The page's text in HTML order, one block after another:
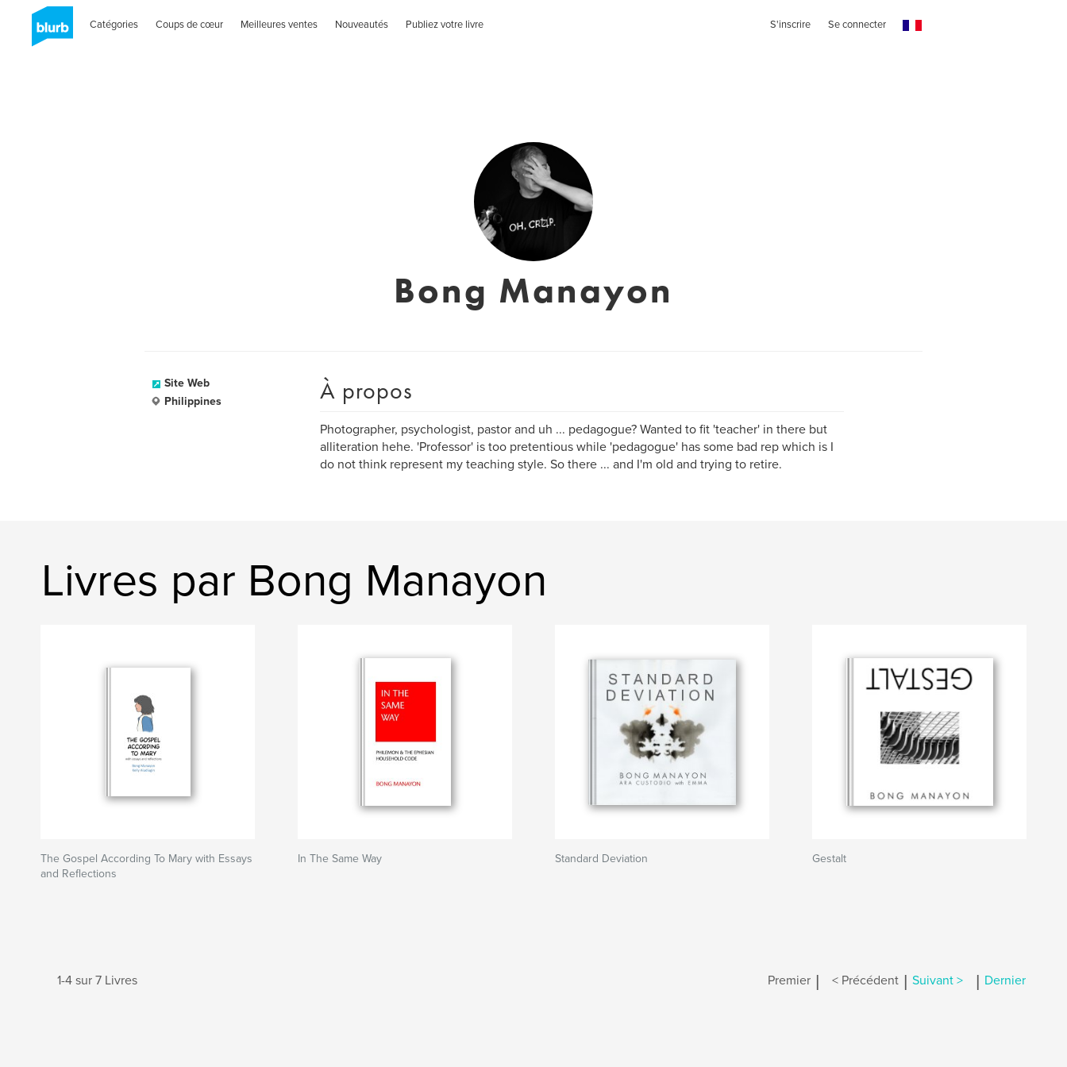
Catégories Coups de cœur Meilleures ventes Nouveautés Publiez votre livre S'inscrire Se connecter
Bong Manayon
Site Web
Philippines
À propos
Photographer, psychologist, pastor and uh ... pedagogue? Wanted to fit 'teacher' in there but
alliteration hehe. 'Professor' is too pretentious while 'pedagogue' has some bad rep which is I
do not think represent my teaching style. So there ... and I'm old and trying to retire.
Livres par Bong Manayon
The Gospel According To Mary with Essays
and Reflections
In The Same Way Standard Deviation Gestalt
1-4 sur 7 Livres Premier | < Précédent | Suivant > | Dernier